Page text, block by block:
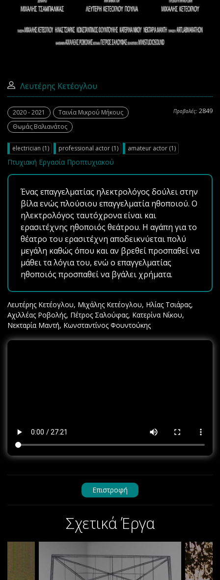
Λευτέρης Κετέογλου
Προβολές: 2849
2020 - 2021
Ταινία Μικρού Μήκους
Θωμάς Βαλιανάτος
electrician (1) professional actor (1) amateur actor (1)
Πτυχιακή Εργασία Προπτυχιακού
Ένας επαγγελματίας ηλεκτρολόγος δούλει στην
βίλα ενώς πλούσιου επαγγελματία ηθοποιού. Ο
ηλεκτρολόγος ταυτόχρονα είναι και
ερασιτέχνης ηθοποιός θεάτρου. Η αγάπη για το
θέατρο του ερασιτέχνη αποδεικνύεται πολύ
μεγάλη καθώς όπου και αν βρεθεί προσπαθεί να
μάθει τα λόγια του, ενώ ο επαγγελματίας
ηθοποιός προσπαθεί να βγάλει χρήματα.
Λευτέρης Κετέογλου, Μιχάλης Κετέογλου, Ηλίας Τσιάρας,
Αχιλλέας Ροβολής, Πέτρος Σαλούφας, Κατερίνα Νίκου,
Νεκταρία Μαντή, Κωνσταντίνος Φουντούκης
Επιστροφή
Σχετικά Έργα